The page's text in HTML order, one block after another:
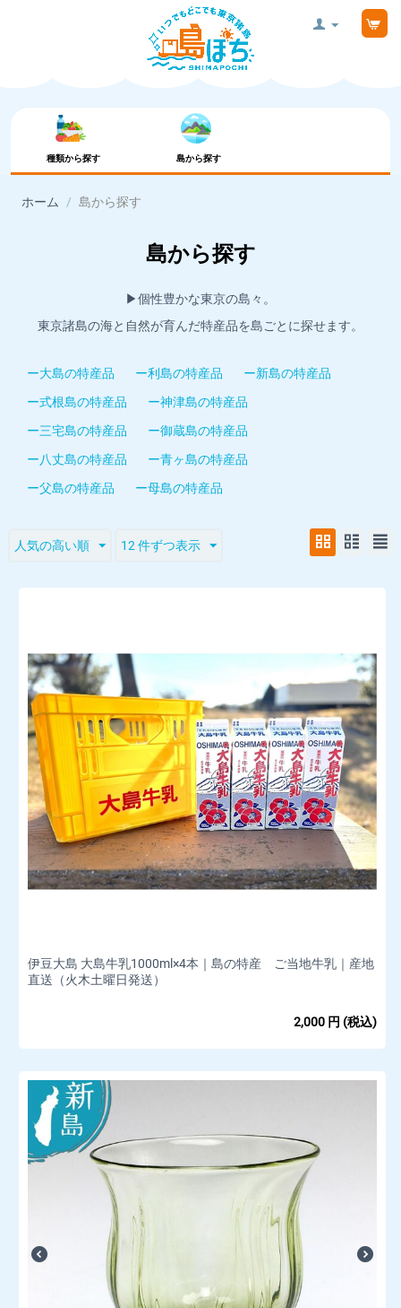
種類から探す 島から探す
ホーム / 島から探す
島から探す
▶︎個性豊かな東京の島々。
東京諸島の海と自然が育んだ特産品を島ごとに探せます。
ー大島の特産品 ー利島の特産品
ー新島の特産品
ー式根島の特産品
ー神津島の特産品
ー三宅島の特産品
ー御蔵島の特産品
ー八丈島の特産品
ー青ヶ島の特産品
ー父島の特産品
ー母島の特産品
人気の高い順 12 件ずつ表示
伊豆大島 大島牛乳1000ml×4本｜島の特産 ご当地牛乳｜産地
直送（火木土曜日発送）
2,000 円 (税込)